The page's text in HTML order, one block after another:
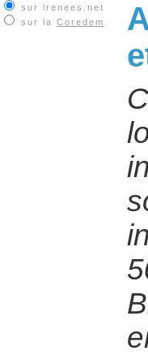
sur irenees.net
sur la Coredem